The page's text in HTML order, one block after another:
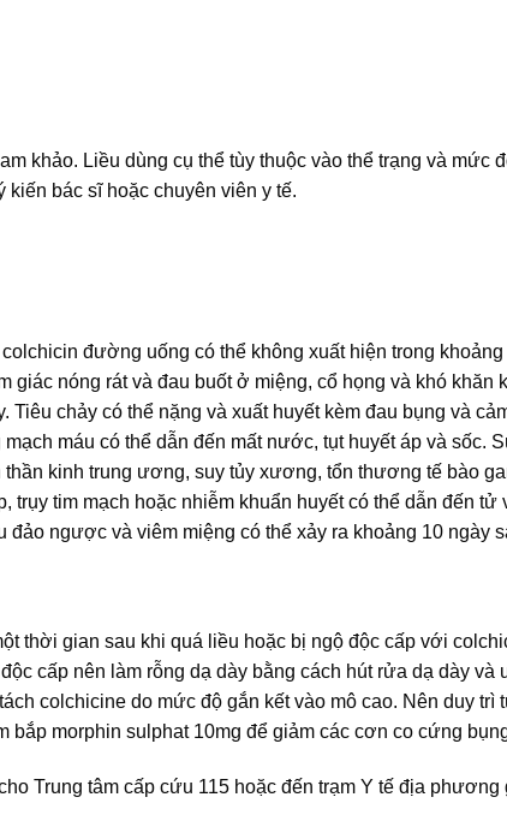
khảo. Liều dùng cụ thể tùy thuộc vào thể trạng và mức
bác sĩ hoặc chuyên viên y tế.
đường uống có thể không xuất hiện trong
giác nóng rát và đau buốt ở miệng, cổ họng và khó khăn
Tiêu chảy có thể nặng và xuất huyết kèm đau bụng và
máu có thể dẫn đến mất nước, tụt huyết áp và sốc.
kinh trung ương, suy tủy xương, tổn thương tế bào
trụy tim mạch hoặc nhiễm khuẩn huyết có thể dẫn đến
đảo ngược và viêm miệng có thể xảy ra khoảng 10 ngày
thời gian sau khi quá liều hoặc bị ngộ độc cấp với
cấp nên làm rỗng dạ dày bằng cách hút rửa dạ dày và
colchicine do mức độ gắn kết vào mô cao. Nên duy trì
bắp morphin sulphat 10mg để giảm các cơn co cứng
Trung tâm cấp cứu 115 hoặc đến trạm Y tế địa phương